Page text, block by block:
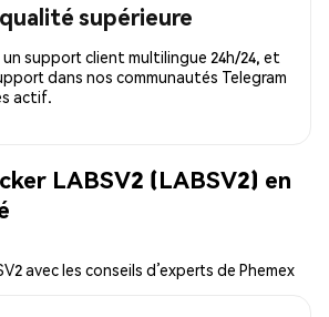
supérieure
support client multilingue 24h/24, et
dans nos communautés Telegram
actif.
LABSV2 (LABSV2) en
avec les conseils d’experts de Phemex